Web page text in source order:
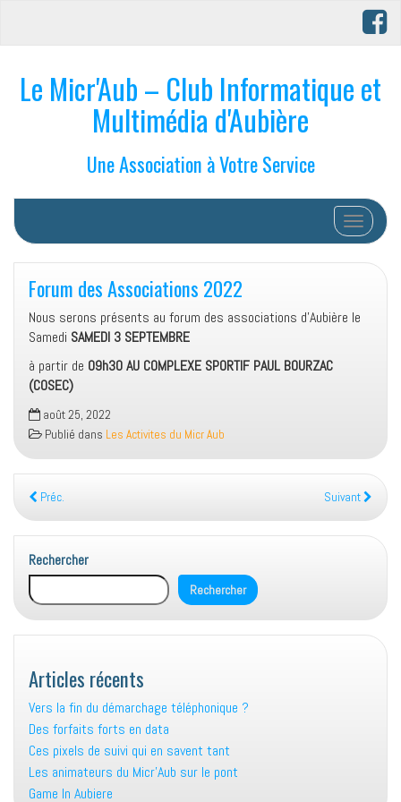
Le Micr'Aub – Club Informatique et
Multimédia d'Aubière
Une Association à Votre Service
Afficher/
Forum des Associations 2022
Nous serons présents au forum des associations d’Aubière le
Samedi SAMEDI 3 SEPTEMBRE
à partir de 09h30 AU COMPLEXE SPORTIF PAUL BOURZAC
(COSEC)
août 25, 2022
Publié dans Les Activites du Micr Aub
Préc. Suivant
Rechercher
Rechercher
Articles récents
Vers la fin du démarchage téléphonique ?
Des forfaits forts en data
Ces pixels de suivi qui en savent tant
Les animateurs du Micr’Aub sur le pont
Game In Aubiere